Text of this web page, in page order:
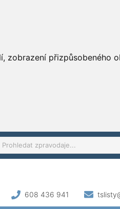
přizpůsobeného
608 436 941